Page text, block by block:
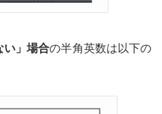
い」場合の半角英数は以下の